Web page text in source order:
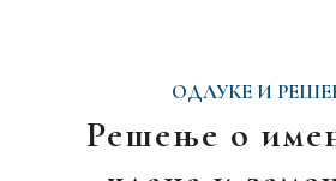
ОДЛУКЕ И
Решење о